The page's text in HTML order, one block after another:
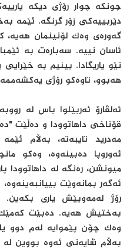
چونکە چوار رۆژی دیکە
دێربییەکی زۆر گرنگە. ئێمە
گەورەی وەک لۆنینمان
ئاسان نییە. سەبارەت بە
نێو یاریگادا. بینیم بە
هەبوو، تاوەکو رۆژی
ئەلڤارۆ ئەربێلوا باس لە
قۆناخی داهاتوودا و دەڵێت
مەدرید تایبەتە، بەڵام
ئەوروپا دەبینەوە، وەکو
میونشن، رەنگە لە داهاتوودا
ئەگەر بمانەوێت
رۆژ لەمەوپێش یاری
بەختیش هەیە. دەبێت
وەک چۆن پێموایە لەم دوو